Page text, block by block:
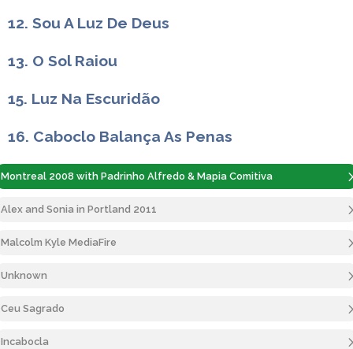
12. Sou A Luz De Deus
13. O Sol Raiou
15. Luz Na Escuridão
16. Caboclo Balança As Penas
Montreal 2008 with Padrinho Alfredo & Mapia Comitiva
Alex and Sonia in Portland 2011
Malcolm Kyle MediaFire
Unknown
Ceu Sagrado
Incabocla